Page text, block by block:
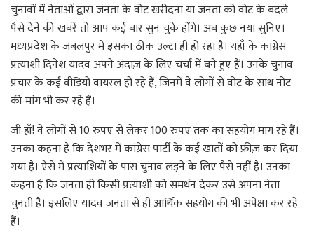
चुनावों में नेताओं द्वारा जनता के वोट खरीदना या जनता को वोट के बदले
पैसे देने की खबरें तो आप कई बार सुन चुके होंगे। अब कुछ नया सुनिए।
मध्यप्रदेश के जबलपुर में इसका ठीक उल्टा ही हो रहा है। यहाँ के कांग्रेस
प्रत्याशी दिनेश यादव अपने अंदाज़ के लिए चर्चा में बने हुए हैं। उनके चुनाव
प्रचार के कई वीडियो वायरल हो रहे हैं, जिनमें वे लोगों से वोट के साथ नोट
की मांग भी कर रहे हैं।
जी हाँ! वे लोगों से 10 रुपए से लेकर 100 रुपए तक का सहयोग मांग रहे हैं।
उनका कहना है कि देशभर में कांग्रेस पार्टी के कई खातों को फ्रीज़ कर दिया
गया है। ऐसे में प्रत्याशियों के पास चुनाव लड़ने के लिए पैसे नहीं है। उनका
कहना है कि जनता ही किसी प्रत्याशी को समर्थन देकर उसे अपना नेता
चुनती है। इसलिए यादव जनता से ही आर्थिक सहयोग की भी अपेक्षा कर रहे
हैं।